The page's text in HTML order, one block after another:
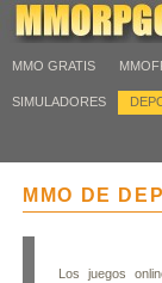
MMO GRATIS
SIMULADORES
MMO DE
Los juegos